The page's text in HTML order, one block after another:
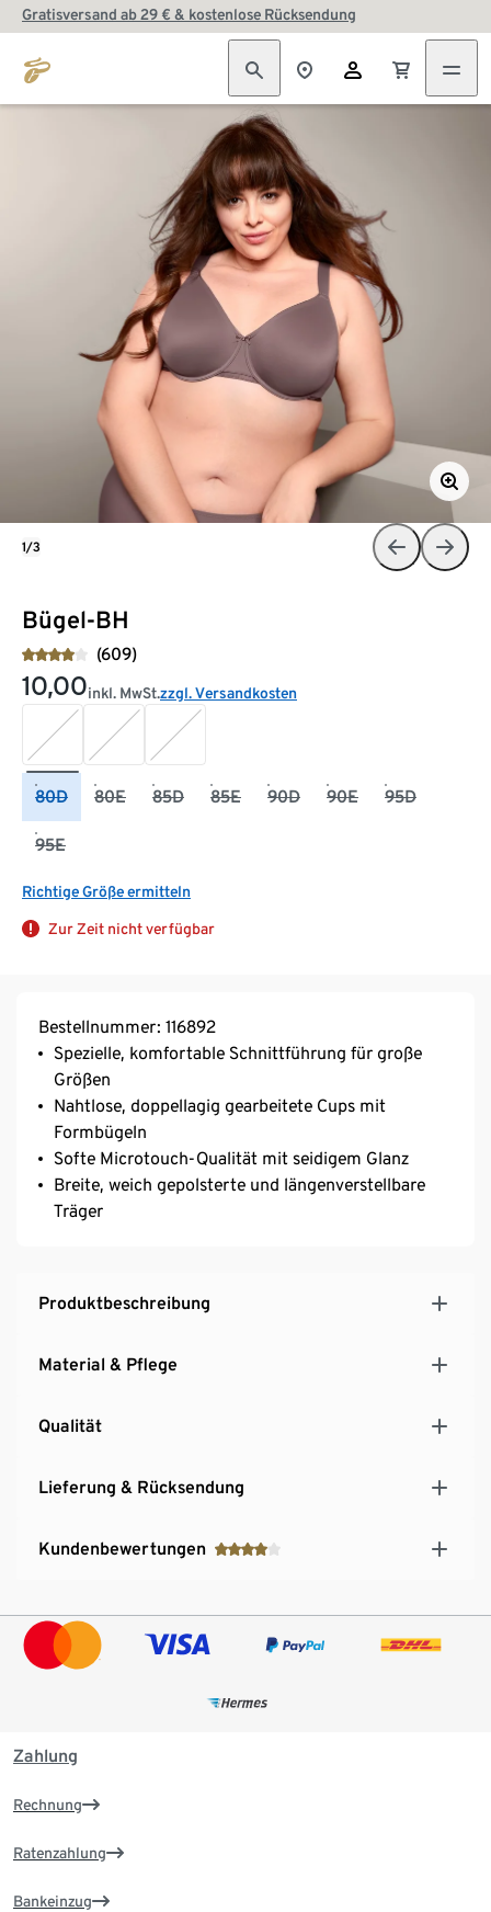
Gratisversand ab 29 € & kostenlose Rücksendung
Bügel-BH
(609)
10,00inkl. MwSt.zzgl. Versandkosten
80D 80E 85D 85E 90D 90E 95D
95E
Richtige Größe ermitteln
Zur Zeit nicht verfügbar
1/3
Bestellnummer: 116892
Spezielle, komfortable Schnittführung für große
Größen
Nahtlose, doppellagig gearbeitete Cups mit
Formbügeln
Softe Microtouch-Qualität mit seidigem Glanz
Breite, weich gepolsterte und längenverstellbare
Träger
Produktbeschreibung
Material & Pflege
Qualität
Lieferung & Rücksendung
Kundenbewertungen
Zahlung
Rechnung
Ratenzahlung
Bankeinzug